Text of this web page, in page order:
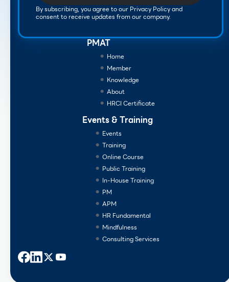
By subscribing, you agree to our Privacy Policy and
consent to receive updates from our company.
PMAT
Home
Member
Knowledge
About
HRCI Certificate
Events & Training
Events
Training
Online Course
Public Training
In-House Training
PM
APM
HR Fundamental
Mindfulness
Consulting Services